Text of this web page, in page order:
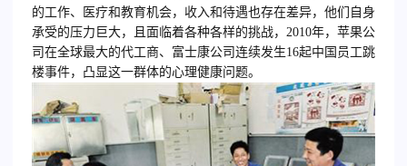
的工作、医疗和教育机会，收入和待遇也存在差异，他们自身
承受的压力巨大，且面临着各种各样的挑战，2010年，苹果公
司在全球最大的代工商、富士康公司连续发生16起中国员工跳
楼事件，凸显这一群体的心理健康问题。